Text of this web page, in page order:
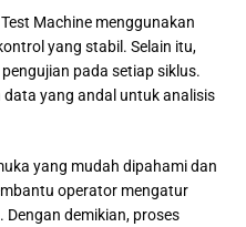
Machine menggunakan
yang stabil. Selain itu,
pada setiap siklus.
data yang andal untuk analisis
yang mudah dipahami dan
operator mengatur
demikian, proses